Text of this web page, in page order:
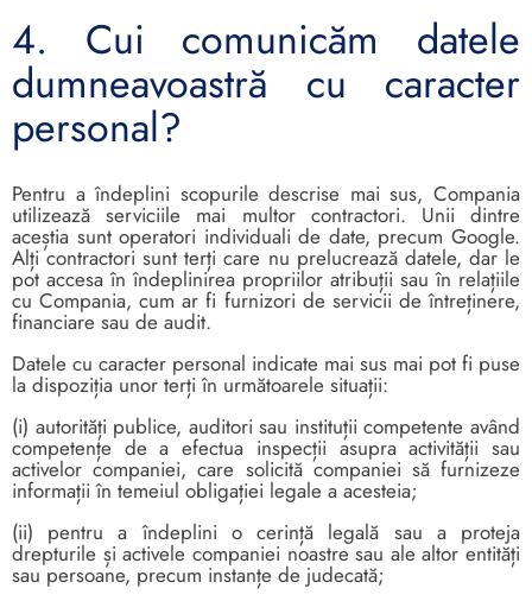
4. Cui comunicăm datele
dumneavoastră cu caracter
personal?
Pentru a îndeplini scopurile descrise mai sus, Compania
utilizează serviciile mai multor contractori. Unii dintre
aceștia sunt operatori individuali de date, precum Google.
Alți contractori sunt terți care nu prelucrează datele, dar le
pot accesa în îndeplinirea propriilor atribuții sau în relațiile
cu Compania, cum ar fi furnizori de servicii de întreținere,
financiare sau de audit.
Datele cu caracter personal indicate mai sus mai pot fi puse
la dispoziția unor terți în următoarele situații:
(i) autorități publice, auditori sau instituții competente având
competențe de a efectua inspecții asupra activității sau
activelor companiei, care solicită companiei să furnizeze
informații în temeiul obligației legale a acesteia;
(ii) pentru a îndeplini o cerință legală sau a proteja
drepturile și activele companiei noastre sau ale altor entități
sau persoane, precum instanțe de judecată;